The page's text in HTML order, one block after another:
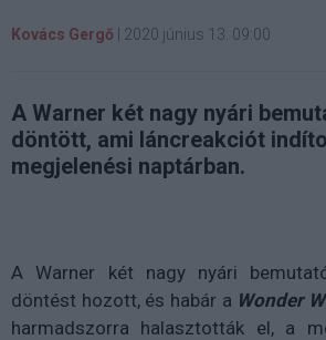
Kovács Gergő 2020 június 13. 09:00
A Warner két nagy nyári
döntött, ami láncreakciót
megjelenési naptárban.
A Warner két nagy nyári
döntést hozott, és habár a Wonder
harmadszorra halasztották el, a